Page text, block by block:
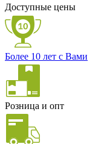
Доступные цены
Более 10 лет с Вами
Розница и опт